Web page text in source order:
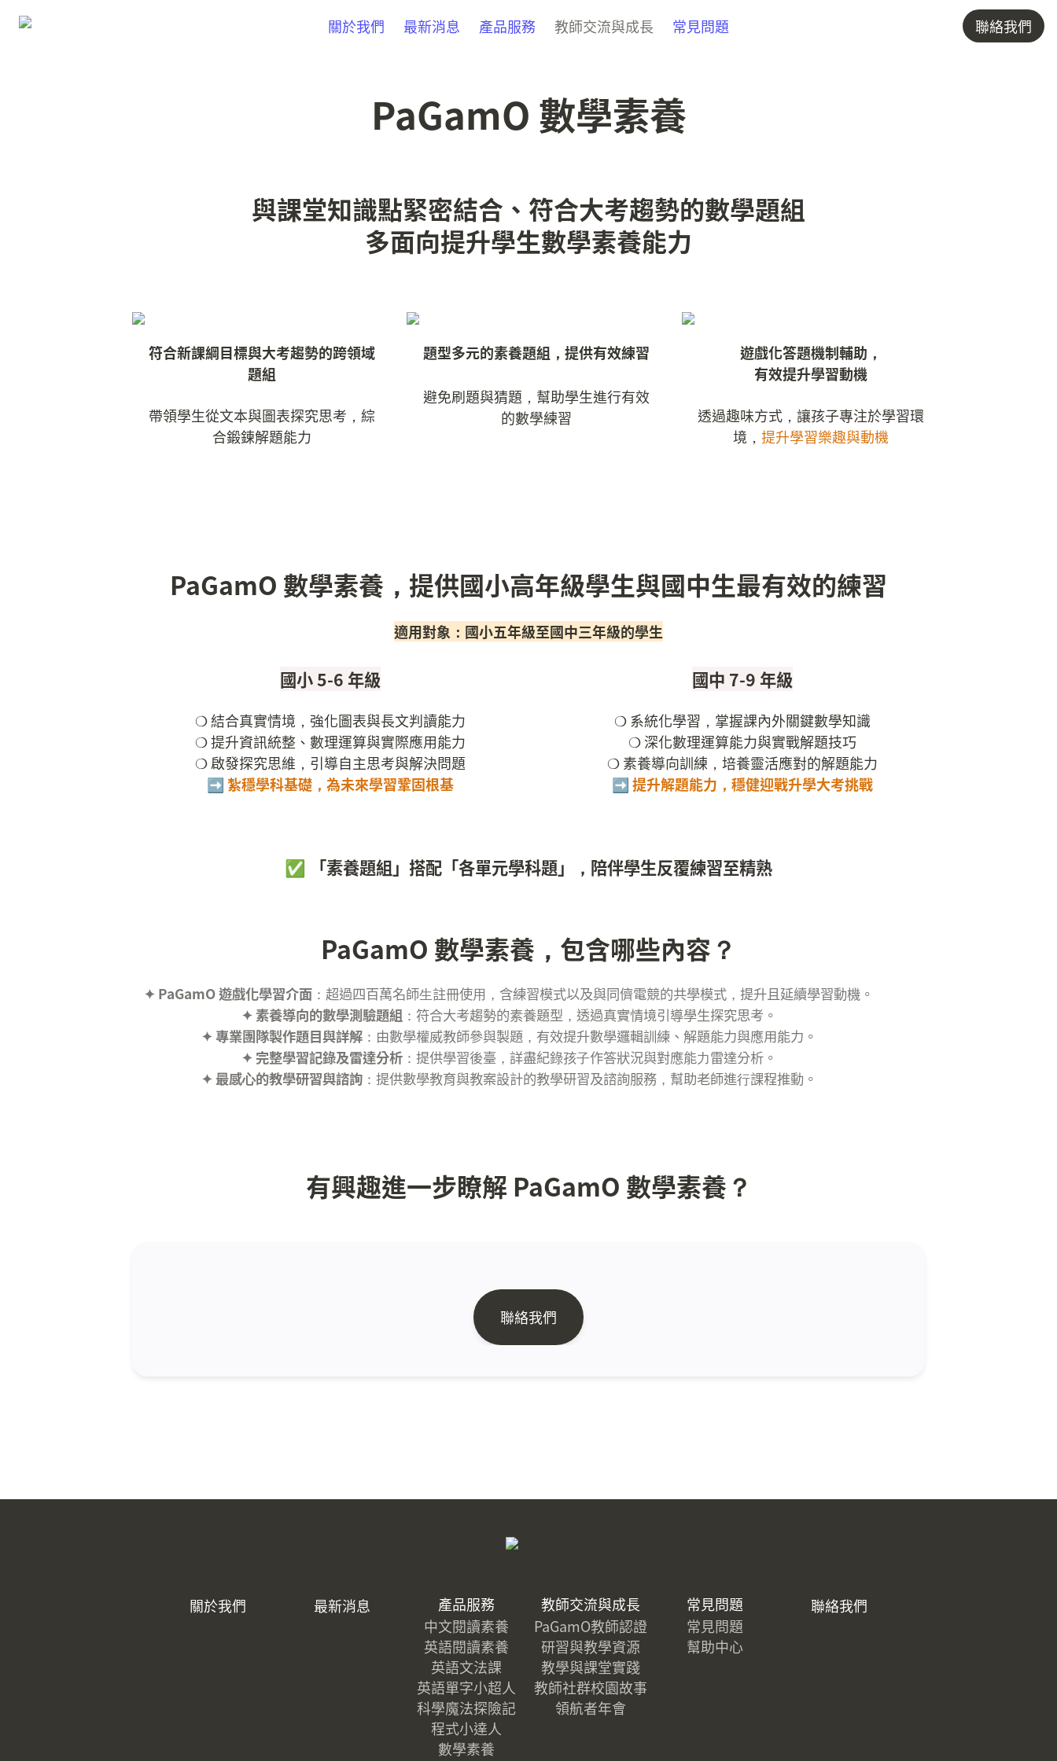
關於我們 最新消息 產品服務 教師交流與成長 常見問題 聯絡我們
PaGamO 數學素養
與課堂知識點緊密結合、符合大考趨勢的數學題組
多面向提升學生數學素養能力
符合新課綱目標與大考趨勢的跨領域
題組
帶領學生從文本與圖表探究思考，綜
合鍛鍊解題能力
題型多元的素養題組，提供有效練習
避免刷題與猜題，幫助學生進行有效
的數學練習
遊戲化答題機制輔助，
有效提升學習動機
透過趣味方式，讓孩子專注於學習環
境，提升學習樂趣與動機
適用對象：國小五年級至國中三年級的學生
國小 5-6 年級
❍ 結合真實情境，強化圖表與長文判讀能力
❍ 提升資訊統整、數理運算與實際應用能力
➡️ 紮穩學科基礎，為未來學習鞏固根基
國中 7-9 年級
❍ 系統化學習，掌握課內外關鍵數學知識
❍ 深化數理運算能力與實戰解題技巧
➡️ 提升解題能力，穩健迎戰升學大考挑戰
✅ 「素養題組」搭配「各單元學科題」，陪伴學生反覆練習至精熟
PaGamO 數學素養，包含哪些內容？
✦ PaGamO 遊戲化學習介面
✦ 素養導向的數學測驗題組
✦ 專業團隊製作題目與詳解
✦ 完整學習記錄及雷達分析
✦ 最感⼼的教學研習與諮詢：提供數學教育與教案設計的教學研習及諮詢服務，幫助老師進⾏課程推動。
有興趣進一步瞭解 PaGamO 數學素養？
聯絡我們
關於我們 最新消息
產品服務
中文閱讀素養
英語閱讀素養
英語文法課
英語單字小超人
科學魔法探險記
程式小達人
數學素養
教師交流與成長
PaGamO教師認證
研習與教學資源
教學與課堂實踐
教師社群校園故事
領航者年會
常見問題
常見問題
幫助中心
聯絡我們